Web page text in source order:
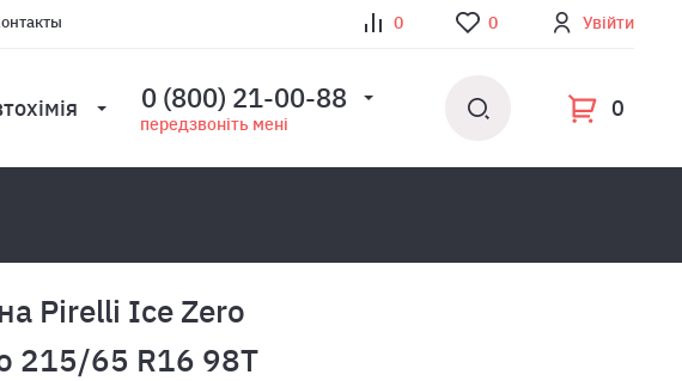
0 0 Увійти
0 (800) 21-00-88
передзвоніть мені
0
Pirelli Ice Zero
215/65 R16 98T